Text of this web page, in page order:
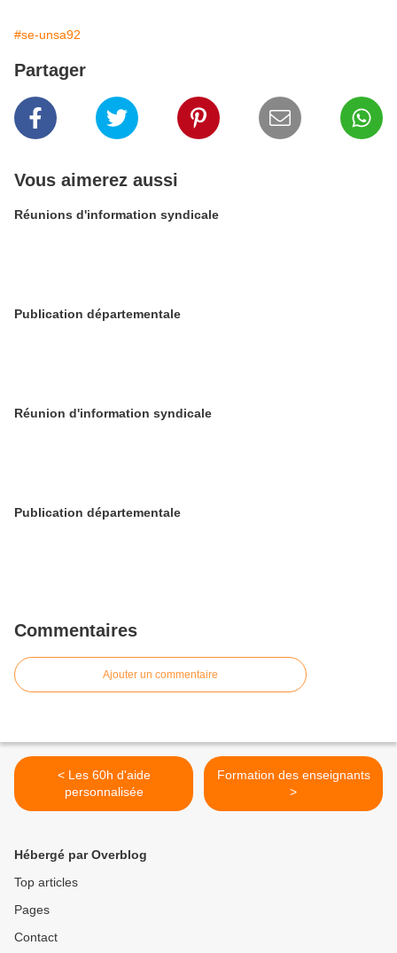
#se-unsa92
Partager
Vous aimerez aussi
Réunions d'information syndicale
Publication départementale
Réunion d'information syndicale
Publication départementale
Commentaires
Ajouter un commentaire
< Les 60h d'aide
personnalisée
Formation des enseignants
>
Hébergé par Overblog
Top articles
Pages
Contact